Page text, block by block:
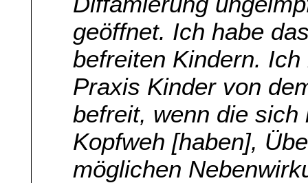
geöffnet. Ich habe
befreiten Kindern.
Praxis Kinder von
befreit, wenn die
Kopfweh [haben],
möglichen